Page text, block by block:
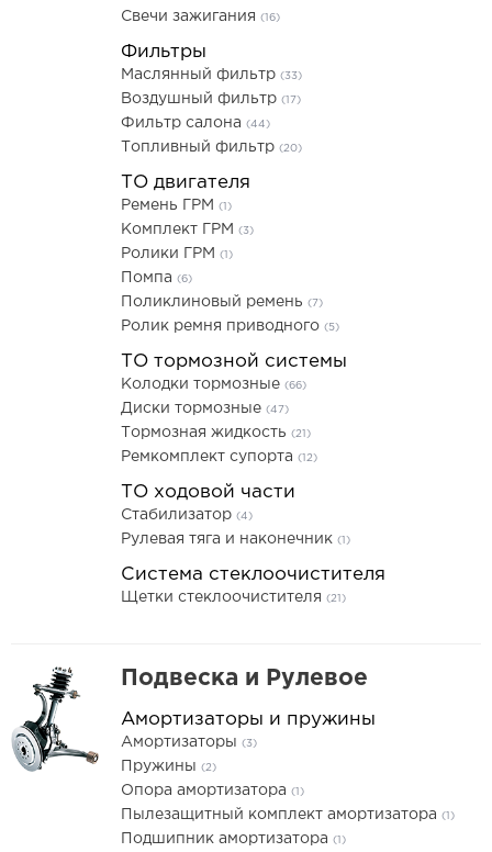
Свечи зажигания (16)
Фильтры
Маслянный фильтр (33)
Воздушный фильтр (17)
Фильтр салона (44)
Топливный фильтр (20)
ТО двигателя
Ремень ГРМ (1)
Комплект ГРМ (3)
Ролики ГРМ (1)
Помпа (6)
Поликлиновый ремень (7)
Ролик ремня приводного (5)
ТО тормозной системы
Колодки тормозные (66)
Диски тормозные (47)
Тормозная жидкость (21)
Ремкомплект супорта (12)
ТО ходовой части
Стабилизатор (4)
Рулевая тяга и наконечник (1)
Система стеклоочистителя
Щетки стеклоочистителя (21)
Подвеска и Рулевое
Амортизаторы и пружины
Амортизаторы (3)
Пружины (2)
Опора амортизатора (1)
Пылезащитный комплект амортизатора (1)
Подшипник амортизатора (1)